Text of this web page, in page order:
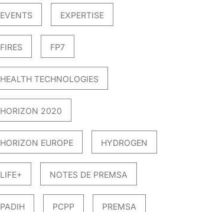
EVENTS EXPERTISE
FIRES FP7
HEALTH TECHNOLOGIES
HORIZON 2020
HORIZON EUROPE HYDROGEN
LIFE+ NOTES DE PREMSA
PADIH PCPP PREMSA